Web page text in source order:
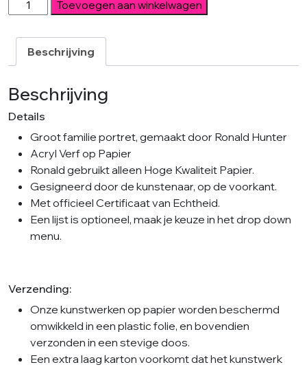
Portrait
Red
Large
-
Ronald
Hunter
aantal
Toevoegen aan winkelwagen
Beschrijving
Beschrijving
Details
Groot familie portret, gemaakt door Ronald Hunter
Acryl Verf op Papier
Ronald gebruikt alleen Hoge Kwaliteit Papier.
Gesigneerd door de kunstenaar, op de voorkant.
Met officieel Certificaat van Echtheid.
Een lijst is optioneel, maak je keuze in het drop down
menu.
Verzending:
Onze kunstwerken op papier worden beschermd
omwikkeld in een plastic folie, en bovendien
verzonden in een stevige doos.
Een extra laag karton voorkomt dat het kunstwerk